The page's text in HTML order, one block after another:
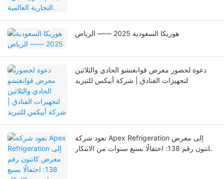
هوريكا السعودية 2025 —— الرياض
دعوة لحضور معرض قوانغتشو الحادي والثلاثين
لتجهيزات الفنادق | شركة أبيكس للتبريد
تعود شركة Apex Refrigeration إلى معرض
كانتون رقم 138: احتفالًا بسبع سنوات من الابتكار